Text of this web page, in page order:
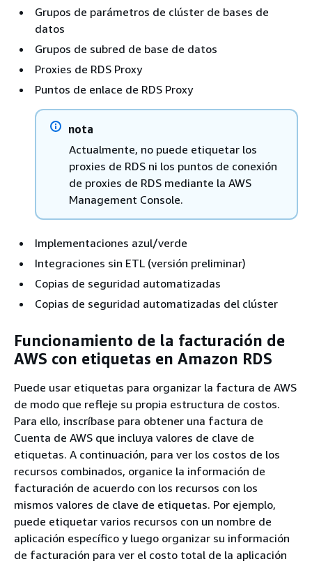
Grupos de parámetros de clúster de bases de
datos
Grupos de subred de base de datos
Proxies de RDS Proxy
Puntos de enlace de RDS Proxy
nota
Actualmente, no puede etiquetar los
proxies de RDS ni los puntos de conexión
de proxies de RDS mediante la AWS
Management Console.
Implementaciones azul/verde
Integraciones sin ETL (versión preliminar)
Copias de seguridad automatizadas
Copias de seguridad automatizadas del clúster
Funcionamiento de la facturación de
AWS con etiquetas en Amazon RDS
Puede usar etiquetas para organizar la factura de AWS
de modo que refleje su propia estructura de costos.
Para ello, inscríbase para obtener una factura de
Cuenta de AWS que incluya valores de clave de
etiquetas. A continuación, para ver los costos de los
recursos combinados, organice la información de
facturación de acuerdo con los recursos con los
mismos valores de clave de etiquetas. Por ejemplo,
puede etiquetar varios recursos con un nombre de
aplicación específico y luego organizar su información
de facturación para ver el costo total de la aplicación